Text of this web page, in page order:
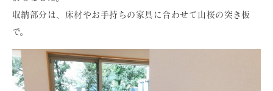
収納部分は、床材やお手持ちの家具に合わせて山桜の突き板
で。